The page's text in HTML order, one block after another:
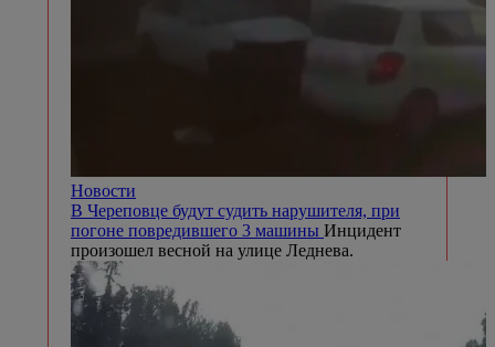
Новости
В Череповце будут судить нарушителя, при
погоне повредившего 3 машины Инцидент
произошел весной на улице Леднева.